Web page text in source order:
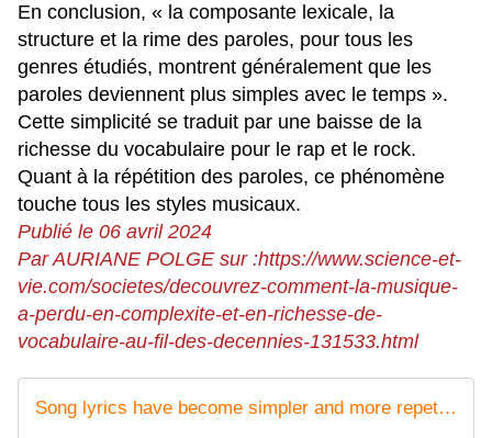
En conclusion, « la composante lexicale, la
structure et la rime des paroles, pour tous les
genres étudiés, montrent généralement que les
paroles deviennent plus simples avec le temps ».
Cette simplicité se traduit par une baisse de la
richesse du vocabulaire pour le rap et le rock.
Quant à la répétition des paroles, ce phénomène
touche tous les styles musicaux.
Publié le 06 avril 2024
Par AURIANE POLGE sur :https://www.science-et-
vie.com/societes/decouvrez-comment-la-musique-
a-perdu-en-complexite-et-en-richesse-de-
vocabulaire-au-fil-des-decennies-131533.html
Song lyrics have become simpler and more repetitive over the last five decades - Scientific Reports